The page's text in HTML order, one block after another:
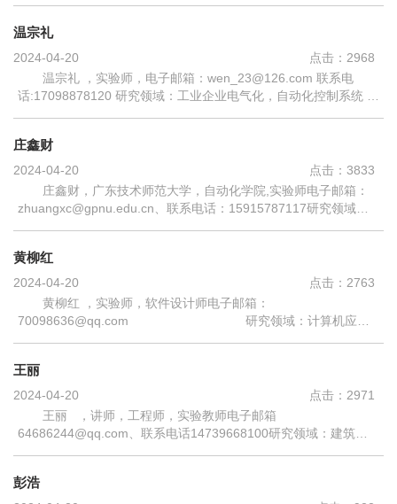
温宗礼
2024-04-20 点击： 2968
温宗礼 ，实验师，电子邮箱：wen_23@126.com 联系电
话:17098878120 研究领域：工业企业电气化，自动化控制系统 主
庄鑫财
2024-04-20 点击： 3833
庄鑫财，广东技术师范大学，自动化学院,实验师电子邮箱：
zhuangxc@gpnu.edu.cn、联系电话：15915787117研究领域：
黄柳红
2024-04-20 点击： 2763
黄柳红 ，实验师，软件设计师电子邮箱：
70098636@qq.com 研究领域：计算机应
王丽
2024-04-20 点击： 2971
王丽 ，讲师，工程师，实验教师电子邮箱
64686244@qq.com、联系电话14739668100研究领域：建筑电
彭浩